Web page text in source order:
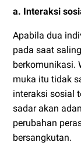
a. Interaksi
Apabila dua
pada saat
berkomunikasi.
muka itu tidak
interaksi sosial
sadar akan
perubahan
bersangkutan.